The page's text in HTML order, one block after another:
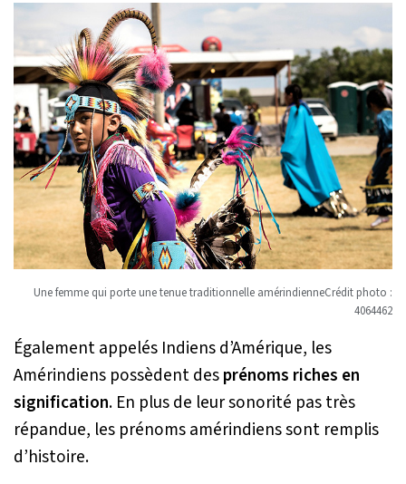
Une femme qui porte une tenue traditionnelle amérindienneCrédit photo :
4064462
Également appelés Indiens d’Amérique, les
Amérindiens possèdent desprénoms riches en
signification. En plus de leur sonorité pas très
répandue, les prénoms amérindiens sont remplis
d’histoire.